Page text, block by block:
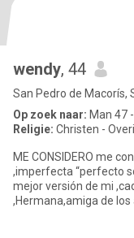
wendy, 44
San Pedro de Macorís,
Op zoek naar: Man 47
Religie: Christen -
ME CONSIDERO me considero una persona que ama cree en DIOS
,imperfecta “perfecto
mejor versión de mi ,cada día